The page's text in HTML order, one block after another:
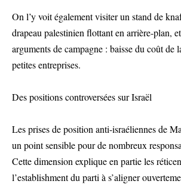
On l’y voit également visiter un stand de
drapeau palestinien flottant en arrière-plan,
arguments de campagne : baisse du coût de
petites entreprises.
Des positions controversées sur Israël
Les prises de position anti-israéliennes de
un point sensible pour de nombreux
Cette dimension explique en partie les
l’establishment du parti à s’aligner